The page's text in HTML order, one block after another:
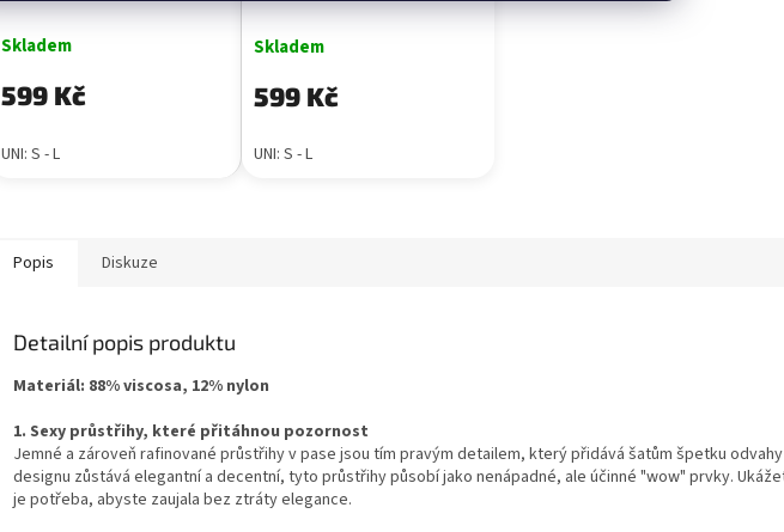
Skladem
599 Kč
UNI: S - L
Skladem
599 Kč
UNI: S - L
Popis Diskuze
Detailní popis produktu
Materiál: 88% viscosa, 12% nylon
1. Sexy průstřihy, které přitáhnou pozornost
Jemné a zároveň rafinované průstřihy v pase jsou tím pravým detailem, který přidává šatům špetku
designu zůstává elegantní a decentní, tyto průstřihy působí jako nenápadné, ale účinné "wow" prvky.
je potřeba, abyste zaujala bez ztráty elegance.